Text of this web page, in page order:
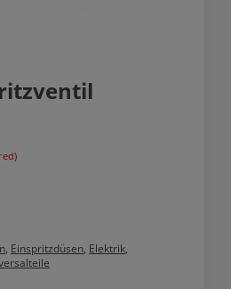
, Einspritzdüsen, Elektrik,